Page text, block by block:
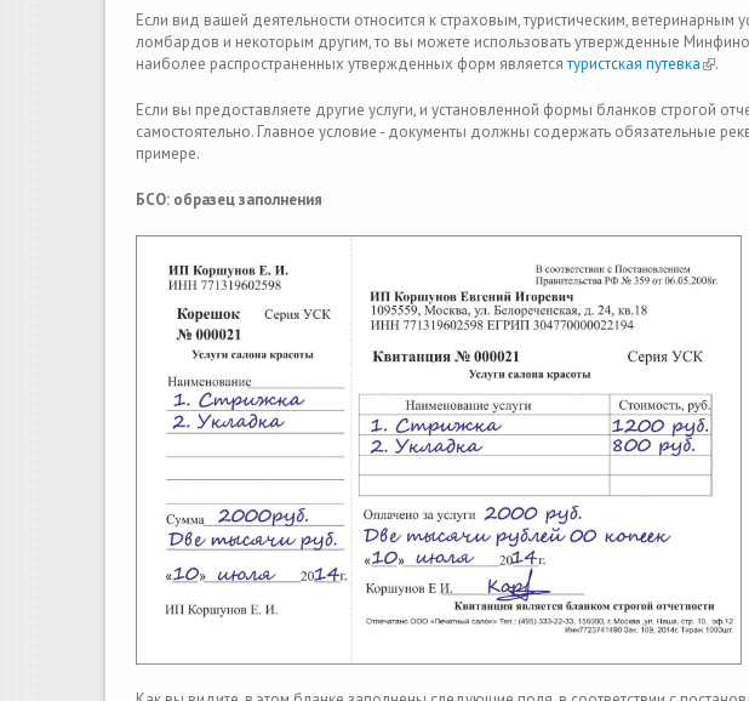
Если вид вашей деятельности относится к страховым, туристическим, ветеринарным
ломбардов и некоторым другим, то вы можете использовать утвержденные
наиболее распространенных утвержденных форм являетсятуристская путевка(link is
.
Если вы предоставляете другие услуги, и установленной формы бланков строгой
самостоятельно. Главное условие - документы должны содержать обязательные
примере.
БСО: образец заполнения